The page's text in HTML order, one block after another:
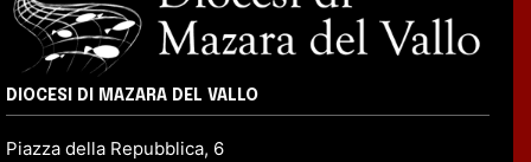
DIOCESI DI MAZARA DEL VALLO
Piazza della Repubblica, 6